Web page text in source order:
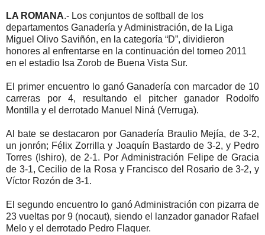
LA ROMANA.- Los conjuntos de softball de los
departamentos Ganadería y Administración, de la Liga
Miguel Olivo Saviñón, en la categoría “D”, dividieron
honores al enfrentarse en la continuación del torneo 2011
en el estadio Isa Zorob de Buena Vista Sur.
El primer encuentro lo ganó Ganadería con marcador de 10
carreras por 4, resultando el pitcher ganador Rodolfo
Montilla y el derrotado Manuel Niná (Verruga).
Al bate se destacaron por Ganadería Braulio Mejía, de 3-2,
un jonrón; Félix Zorrilla y Joaquín Bastardo de 3-2, y Pedro
Torres (Ishiro), de 2-1. Por Administración Felipe de Gracia
de 3-1, Cecilio de la Rosa y Francisco del Rosario de 3-2, y
Víctor Rozón de 3-1.
El segundo encuentro lo ganó Administración con pizarra de
23 vueltas por 9 (nocaut), siendo el lanzador ganador Rafael
Melo y el derrotado Pedro Flaquer.